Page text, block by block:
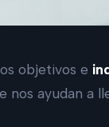
objetivos e
nos ayudan a